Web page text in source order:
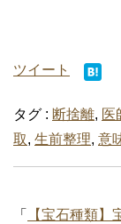
ツイート
タグ : 断捨離, 医
取, 生前整理, 意
「
【宝石種類